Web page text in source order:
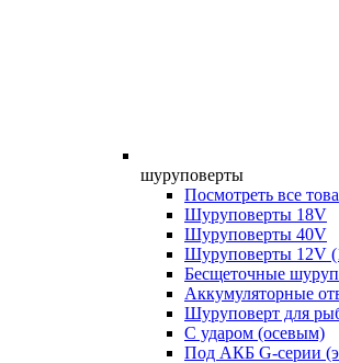
шуруповерты
Посмотреть все
Шуруповерты 18V
Шуруповерты 40V
Шуруповерты 12V
Бесщеточные
Аккумуляторные
Шуруповерт для
С ударом (осевым)
Под АКБ G-серии